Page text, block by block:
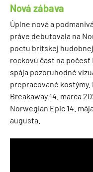
Nová zábava
Úplne nová a podmanivá
práve debutovala na
poctu britskej
rockovú časť na počesť
spája pozoruhodné
prepracované
Breakaway 14. marca
Norwegian Epic 14.
augusta.